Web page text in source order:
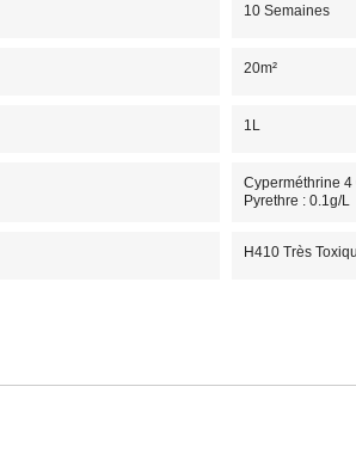
10 Semaines
20m²
1L
Cyperméthrine
Pyrethre : 0.1g/L
H410 Très